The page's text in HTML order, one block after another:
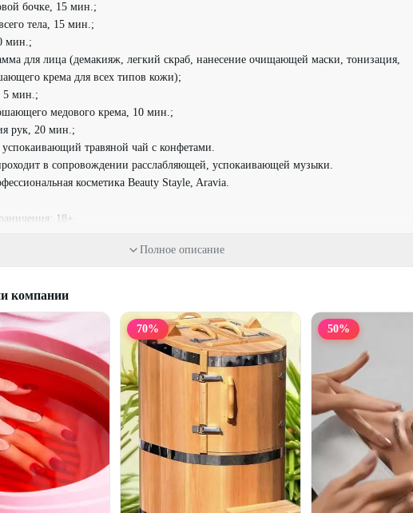
бочке, 15 мин.;
тела, 15 мин.;
мин.;
для лица (демакияж, легкий скраб, нанесение очищающей маски, тонизация,
крема для всех типов кожи);
5 мин.;
медового крема, 10 мин.;
рук, 20 мин.;
травяной чай с конфетами.
в сопровождении расслабляющей, успокаивающей музыки.
косметика Beauty Stayle, Aravia.
18+
оказывают мастера.
промокод на подарочный сертификат - бесплатно.
на одну услугу.
использовать неограниченное количество раз.
запись по телефону: +7 (993) 021-79-01
или через сообщения по этому
и Max
скидки предъявите промокод.
на месте.
с другими действующими предложениями салона.
О НЕОБХОДИМОСТИ ПОЛУЧЕНИЯ КОНСУЛЬТАЦИИ У ВРАЧА
ПО ОКАЗЫВАЕМЫМ УСЛУГАМ И ПРОТИВОПОКАЗАНИЯМ.
Полное описание
компании
70% 50%